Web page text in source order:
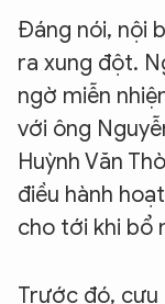
Đáng nói, nội
ra xung đột.
ngờ miễn
với ông
Huỳnh Văn
điều hành
cho tới khi bổ
Trước đó, cựu